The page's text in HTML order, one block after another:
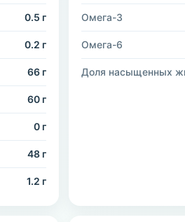
0.5 г
0.2 г
66 г
60 г
0 г
48 г
1.2 г
Омега-3
Омега-6
Доля насыщенных